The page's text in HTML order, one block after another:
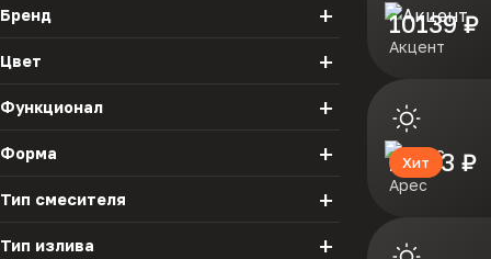
Нержавеющая сталь
Бренд
Florentina
Цвет
Антрацит
Брауни
Везувий
Дюна
Функционал
Форма
J - образный
Тип смесителя
Двухрычажный
Тип излива
10139 ₽
Акцент
Хит
11013 ₽
Арес